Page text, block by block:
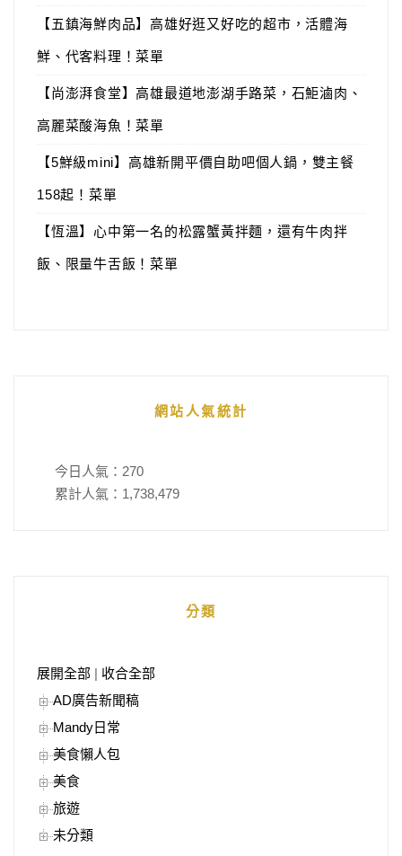
【五鎮海鮮肉品】高雄好逛又好吃的超市，活體海
鮮、代客料理！菜單
【尚澎湃食堂】高雄最道地澎湖手路菜，石鮔滷肉、
高麗菜酸海魚！菜單
【5鮮級mini】高雄新開平價自助吧個人鍋，雙主餐
158起！菜單
【恆溫】心中第一名的松露蟹黃拌麵，還有牛肉拌
飯、限量牛舌飯！菜單
網站人氣統計
今日人氣： 270
累計人氣： 1,738,479
分類
展開全部
收合全部
AD廣告新聞稿
Mandy日常
美食懶人包
美食
旅遊
未分類